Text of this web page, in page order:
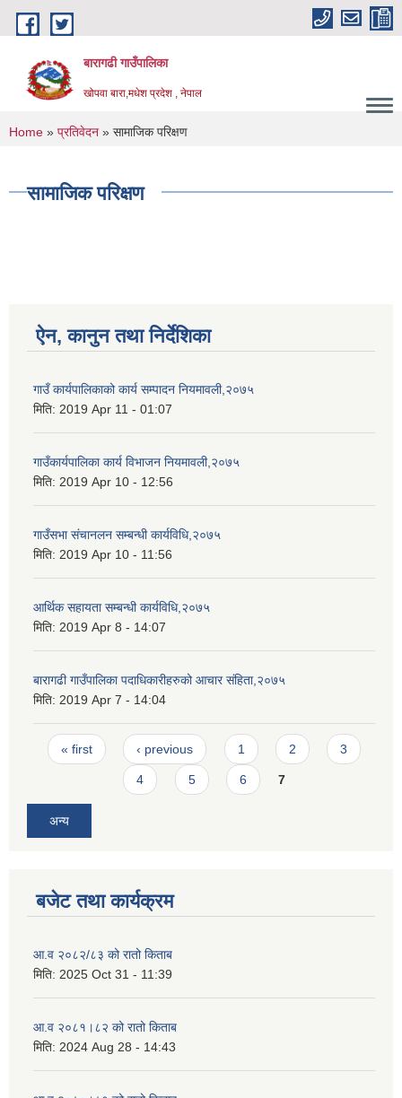
Skip to main content
बारागढी गाउँपालिका
खोपवा बारा,मधेश प्रदेश , नेपाल
You are here
Home » प्रतिवेदन » सामाजिक परिक्षण
सामाजिक परिक्षण
ऐन, कानुन तथा निर्देशिका
गाउँ कार्यपालिकाको कार्य सम्पादन नियमावली,२०७५
मिति: 2019 Apr 11 - 01:07
गाउँकार्यपालिका कार्य विभाजन नियमावली,२०७५
मिति: 2019 Apr 10 - 12:56
गाउँसभा संचानलन सम्बन्धी कार्यविधि,२०७५
मिति: 2019 Apr 10 - 11:56
आर्थिक सहायता सम्बन्धी कार्यविधि,२०७५
मिति: 2019 Apr 8 - 14:07
बारागढी गाउँपालिका पदाधिकारीहरुको आचार संहिता,२०७५
मिति: 2019 Apr 7 - 14:04
Pages
« first ‹ previous 1 2 3
4 5 6 7
अन्य
बजेट तथा कार्यक्रम
आ.व २०८२/८३ को रातो किताब
मिति: 2025 Oct 31 - 11:39
आ.व २०८१।८२ को रातो किताब
मिति: 2024 Aug 28 - 14:43